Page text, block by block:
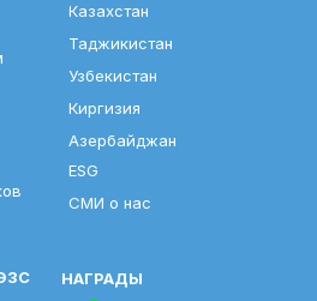
Азербайджан
Киргизия
Узбекистан
Таджикистан
Казахстан
СМИ о нас
ESG
НАГРАДЫ